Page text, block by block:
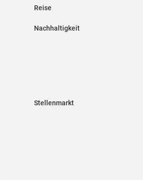
Reise
Nachhaltigkeit
Stellenmarkt